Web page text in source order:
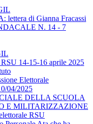
lettera di Gianna Fracassi
N. 14 - 7
14-15-16 aprile 2025
Elettorale
04/2025
DELLA SCUOLA
E MILITARIZZAZIONE
RSU